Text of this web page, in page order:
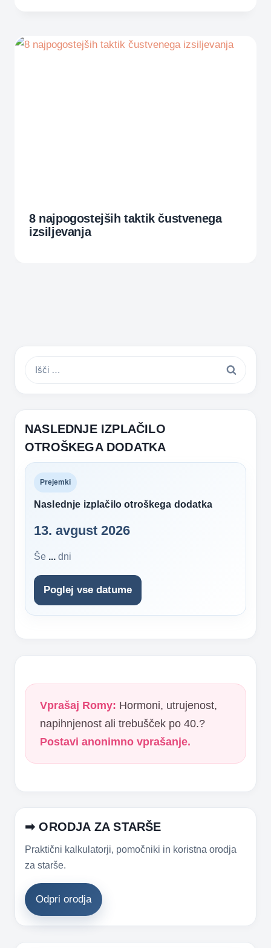
8 najpogostejših taktik čustvenega
izsiljevanja
Išči:
NASLEDNJE IZPLAČILO
OTROŠKEGA DODATKA
Prejemki
Naslednje izplačilo otroškega dodatka
13. avgust 2026
Še ... dni
Poglej vse datume
Vprašaj Romy: Hormoni, utrujenost,
napihnjenost ali trebušček po 40.?
Postavi anonimno vprašanje.
➡ ORODJA ZA STARŠE
Praktični kalkulatorji, pomočniki in koristna orodja
za starše.
Odpri orodja